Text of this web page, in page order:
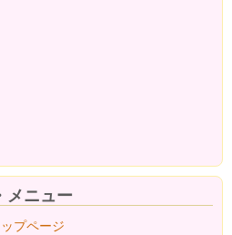
メニュー
プページ